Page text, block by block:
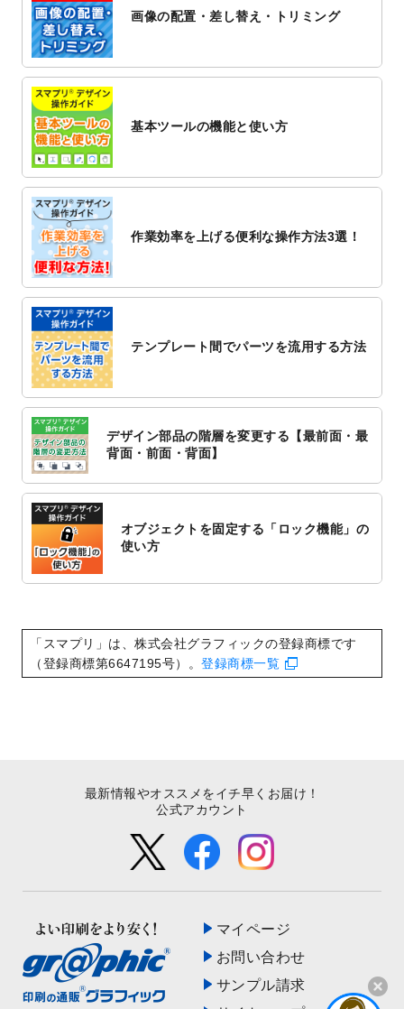
トを公開いたしました。
2022/12/1
2022/11/25
【新商品】封筒が作成できるようになりま
2022/11/25
【新商品】クリアファイルが作成できるよ
2022/11/4
しました。
2022/10/26
レートを追加しました。
2022/10/26
追加しました。
2022/10/20
2022/10/14
年賀ポスターのデザインテンプレートを公
2022/10/6
チラシ作成からポスティング配布注文まで
2022/10/1
2023年版1月始まりのカレンダーデザイン
2022/9/21
コンサートのチラシデザインテンプレート
2022/9/5
年賀状のデザインテンプレート
2022/9/5
喪中はがきのデザインテンプレートを公開
2022/8/24
印刷用データの解像度
を引き上げまし
た！
画像の配置・差し替え・トリミング
基本ツールの機能と使い方
作業効率を上げる便利な操作方法3選！
テンプレート間でパーツを流用する方法
デザイン部品の階層を変更する【最前面・最
背面・前面・背面】
オブジェクトを固定する「ロック機能」の
使い方
「スマプリ」は、株式会社グラフィックの登録商標です
（登録商標第6647195号）。 登録商標一覧
マイページ
お問い合わせ
サンプル請求
最新情報やオススメをイチ早くお届け！
公式アカウント